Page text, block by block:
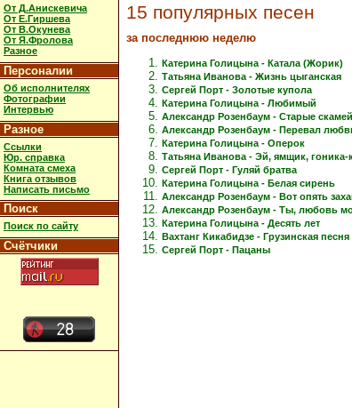
От Д.Анискевича
От Е.Гиршева
От В.Окунева
От Я.Фролова
Разное
Персоналии
Об исполнителях
Фотографии
Интервью
Разное
Ссылки
Юр. справка
Комната смеха
Книга отзывов
Написать письмо
Поиск
Поиск по сайту
Счётчики
15 популярных песен
за последнюю неделю
Катерина Голицына - Катала (Жорик)
Татьяна Иванова - Жизнь цыганская
Сергей Порт - Золотые купола
Катерина Голицына - Любимый
Александр Розенбаум - Старые
Александр Розенбаум - Перевал
Катерина Голицына - Оперок
Татьяна Иванова - Эй, ямщик, гоника-
Сергей Порт - Гуляй братва
Катерина Голицына - Белая сирень
Александр Розенбаум - Вот опять
Александр Розенбаум - Ты, любовь
Катерина Голицына - Десять лет
Вахтанг Кикабидзе - Грузинская песня
Сергей Порт - Пацаны